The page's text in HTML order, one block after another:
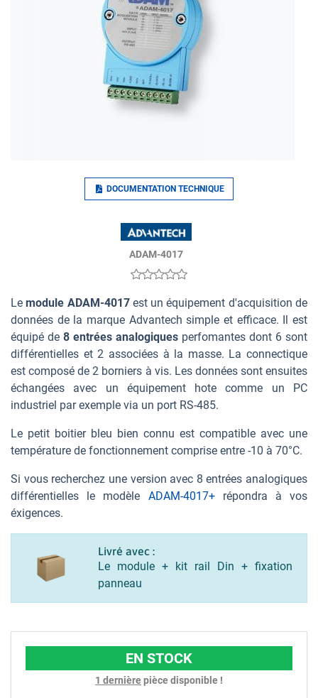
DOCUMENTATION TECHNIQUE
ADAM-4017
Lemodule ADAM-4017est un équipement d'acquisition de
données de la marque Advantech simple et efficace. Il est
équipé de 8 entrées analogiques perfomantes dont 6 sont
différentielles et 2 associées à la masse. La connectique
est composé de 2 borniers à vis. Les données sont ensuites
échangées avec un équipement hote comme un PC
industriel par exemple via un port RS-485.
Le petit boitier bleu bien connu est compatible avec une
température de fonctionnement comprise entre -10 à 70°C.
Si vous recherchez une version avec 8 entrées analogiques
différentielles le modèle ADAM-4017+répondra à vos
éxigences.
Livré avec :
Le module + kit rail Din + fixation
panneau
EN STOCK
1 dernière pièce disponible !